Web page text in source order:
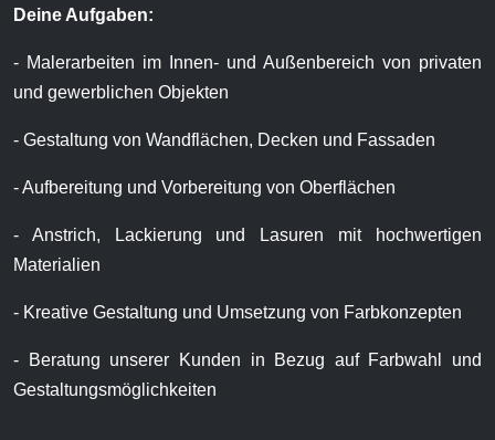
Deine Aufgaben:
- Malerarbeiten im Innen- und Außenbereich von privaten
und gewerblichen Objekten
- Gestaltung von Wandflächen, Decken und Fassaden
- Aufbereitung und Vorbereitung von Oberflächen
- Anstrich, Lackierung und Lasuren mit hochwertigen
Materialien
- Kreative Gestaltung und Umsetzung von Farbkonzepten
- Beratung unserer Kunden in Bezug auf Farbwahl und
Gestaltungsmöglichkeiten